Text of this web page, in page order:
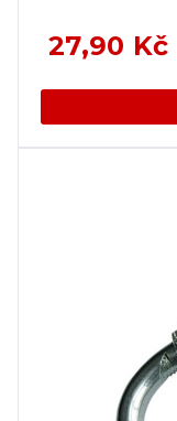
27,90 Kč